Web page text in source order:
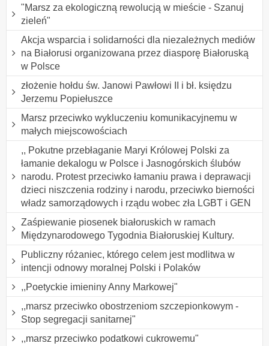
"Marsz za ekologiczną rewolucją w mieście - Szanuj
zieleń"
Akcja wsparcia i solidarności dla niezależnych mediów
na Białorusi organizowana przez diasporę Białoruską
w Polsce
złożenie hołdu św. Janowi Pawłowi II i bł. księdzu
Jerzemu Popiełuszce
Marsz przeciwko wykluczeniu komunikacyjnemu w
małych miejscowościach
,, Pokutne przebłaganie Maryi Królowej Polski za
łamanie dekalogu w Polsce i Jasnogórskich ślubów
narodu. Protest przeciwko łamaniu prawa i deprawacji
dzieci niszczenia rodziny i narodu, przeciwko bierności
władz samorządowych i rządu wobec zła LGBT i GEN
Zaśpiewanie piosenek białoruskich w ramach
Międzynarodowego Tygodnia Białoruskiej Kultury.
Publiczny różaniec, którego celem jest modlitwa w
intencji odnowy moralnej Polski i Polaków
,,Poetyckie imieniny Anny Markowej"
,,marsz przeciwko obostrzeniom szczepionkowym -
Stop segregacji sanitarnej"
,,marsz przeciwko podatkowi cukrowemu"